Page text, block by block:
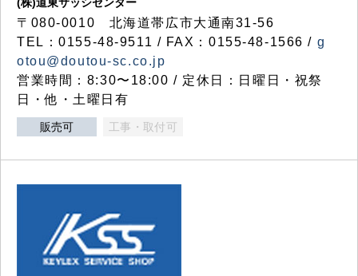
〒080-0010 北海道帯広市大通南31-56
TEL：0155-48-9511 / FAX：0155-48-1566 / g
otou@doutou-sc.co.jp
営業時間：8:30〜18:00 / 定休日：日曜日・祝祭
日・他・土曜日有
販売可 工事・取付可